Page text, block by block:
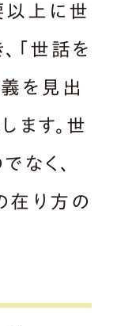
以上に世
「世話を
を見出
ます。世
なく、
在り方の